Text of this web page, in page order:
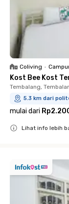
Coliving •
Kost Bee Kost
Tembalang,
5.3 km dari
mulai dari
Lihat info lebih